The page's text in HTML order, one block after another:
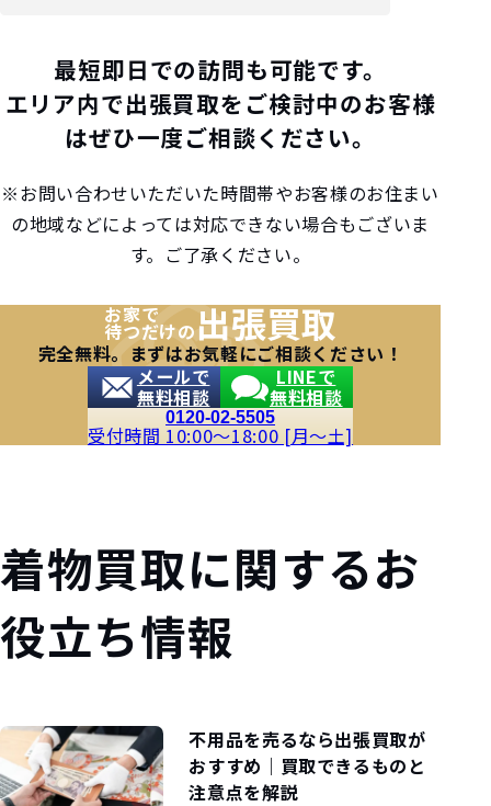
最短即日での訪問も可能です。
エリア内で出張買取をご検討中のお客様
はぜひ一度ご相談ください。
※お問い合わせいただいた時間帯やお客様のお住まい
の地域などによっては対応できない場合もございま
す。ご了承ください。
お家で
待つだけの出張買取
完全無料。まずはお気軽にご相談ください！
メールで
無料相談
LINEで
無料相談
0120-02-5505
受付時間 10:00～18:00 [月～土]
着物買取に関するお
役立ち情報
不用品を売るなら出張買取が
おすすめ｜買取できるものと
注意点を解説